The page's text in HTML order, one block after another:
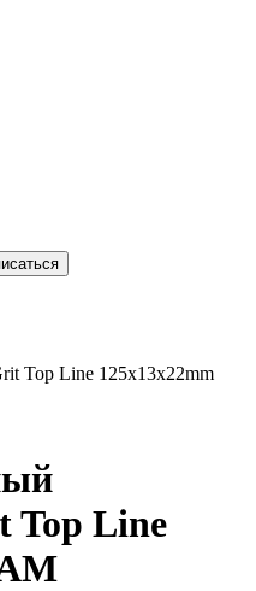
Top Line 125х13х22mm
Top Line